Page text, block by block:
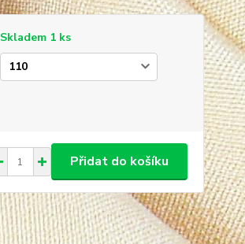
Skladem 1 ks
Přidat do košíku